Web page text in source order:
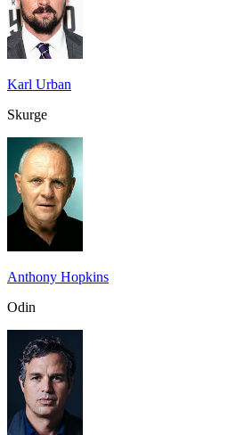
Karl Urban
Skurge
Anthony Hopkins
Odin